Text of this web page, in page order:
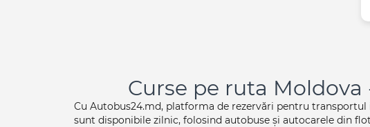
Curse pe ruta
Cu Autobus24.md, platforma de rezervări pentru
sunt disponibile zilnic, folosind autobuse și autocarele din